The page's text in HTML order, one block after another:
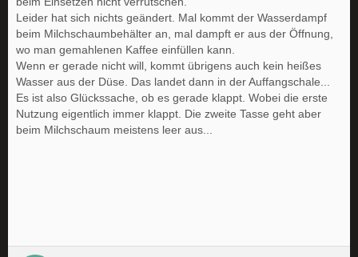
Leider hat sich nichts geändert. Mal kommt der Wasserdampf
beim Milchschaumbehälter an, mal dampft er aus der Öffnung,
wo man gemahlenen Kaffee einfüllen kann.
Wenn er gerade nicht will, kommt übrigens auch kein heißes
Wasser aus der Düse. Das landet dann in der Auffangschale...
Es ist also Glückssache, ob es gerade klappt. Wobei die erste
Nutzung eigentlich immer klappt. Die zweite Tasse geht aber
beim Milchschaum meistens leer aus...